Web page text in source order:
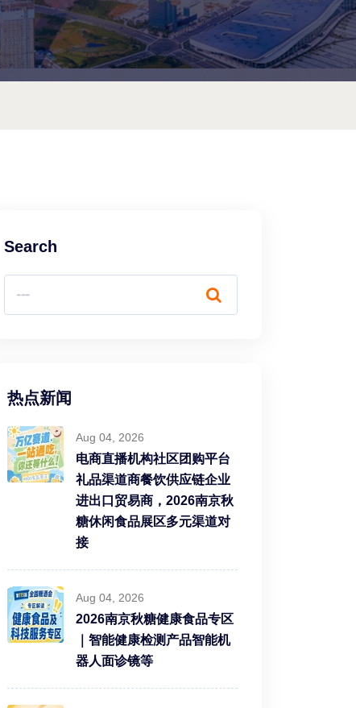
Search
热点新闻
Aug 04, 2026
电商直播机构社区团购平台
礼品渠道商餐饮供应链企业
进出口贸易商，2026南京秋
糖休闲食品展区多元渠道对
接
Aug 04, 2026
2026南京秋糖健康食品专区
｜智能健康检测产品智能机
器人面诊镜等